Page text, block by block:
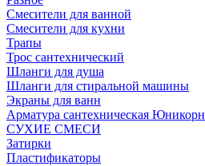
Смесители для ванной
Смесители для кухни
Трапы
Трос сантехнический
Шланги для душа
Шланги для стиральной машины
Экраны для ванн
Арматура сантехническая Юникорн
СУХИЕ СМЕСИ
Затирки
Пластификаторы